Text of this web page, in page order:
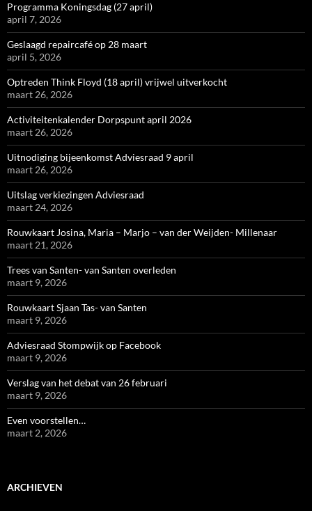
Programma Koningsdag (27 april)
april 7, 2026
Geslaagd repaircafé op 28 maart
april 5, 2026
Optreden Think Floyd (18 april) vrijwel uitverkocht
maart 26, 2026
Activiteitenkalender Dorpspunt april 2026
maart 26, 2026
Uitnodiging bijeenkomst Adviesraad 9 april
maart 26, 2026
Uitslag verkiezingen Adviesraad
maart 24, 2026
Rouwkaart Josina, Maria – Marjo – van der Weijden- Millenaar
maart 21, 2026
Trees van Santen- van Santen overleden
maart 9, 2026
Rouwkaart Sjaan Tas- van Santen
maart 9, 2026
Adviesraad Stompwijk op Facebook
maart 9, 2026
Verslag van het debat van 26 februari
maart 9, 2026
Even voorstellen…
maart 2, 2026
ARCHIEVEN